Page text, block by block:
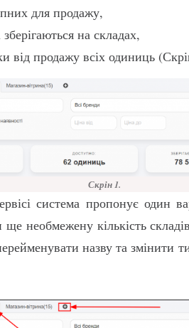
для продажу,
зберігаються на складах,
від продажу всіх одиниць
Скрін 1.
система пропонує один
ще необмежену кількість
назву та змінити